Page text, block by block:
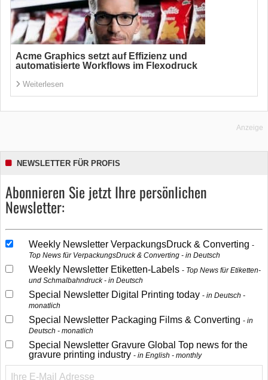
Acme Graphics setzt auf Effizienz und
automatisierte Workflows im Flexodruck
Weiterlesen
Anzeige
NEWSLETTER FÜR PROFIS
Abonnieren Sie jetzt Ihre persönlichen
Newsletter:
Weekly Newsletter VerpackungsDruck & Converting
Top News für VerpackungsDruck & Converting - in Deutsch
Weekly Newsletter Etiketten-Labels
Top News für Etiketten-
und Schmalbahndruck - in Deutsch
Special Newsletter Digital Printing today
in Deutsch -
monatlich
Special Newsletter Packaging Films & Converting
in
Deutsch - monatlich
Special Newsletter Gravure Global Top news for the
gravure printing industry
in English - monthly